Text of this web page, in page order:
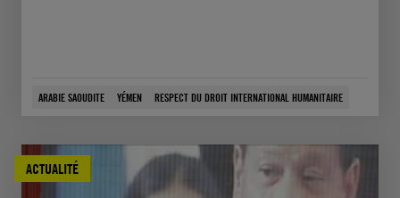
ARABIE SAOUDITE YÉMEN RESPECT DU DROIT INTERNATIONAL HUMANITAIRE
ACTUALITÉ